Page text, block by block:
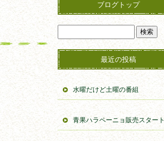
ブログトップ
最近の投稿
水曜だけど土曜の番組
青果ハラペーニョ販売スタート